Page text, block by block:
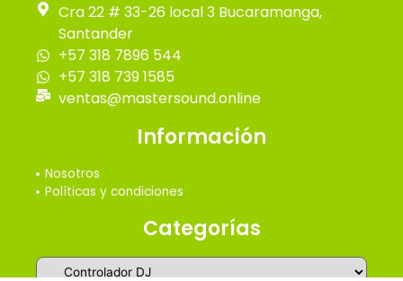
Cra 22 # 33-26 local 3 Bucaramanga,
Santander
+57 318 7896 544
+57 318 739 1585
ventas@mastersound.online
Información
Nosotros
Políticas y condiciones
Categorías